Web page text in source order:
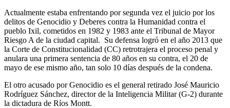
Actualmente estaba enfrentando por segunda vez el juicio por los
delitos de Genocidio y Deberes contra la Humanidad contra el
pueblo Ixil, cometidos en 1982 y 1983 ante el Tribunal de Mayor
Riesgo A de la ciudad capital. Su defensa logró en el año 2013 que
la Corte de Constitucionalidad (CC) retrotrajera el proceso penal y
anulara una primera sentencia de 80 años en su contra, el 20 de
mayo de ese mismo año, tan solo 10 días después de la condena.
El otro acusado por Genocidio es el general retirado José Mauricio
Rodríguez Sánchez, director de la Inteligencia Militar (G-2) durante
la dictadura de Ríos Montt.